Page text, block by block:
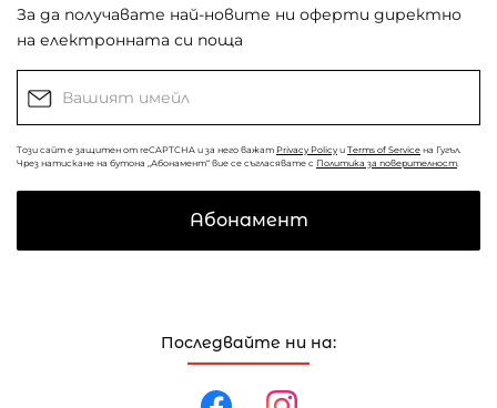
Последвайте ни на:
За да получавате най-новите ни оферти директно
на електронната си поща
Този сайт е защитен от reCAPTCHA и за него важат Privacy Policy и Terms of Service на Гугъл.
Чрез натискане на бутона „Абонамент“ вие се съгласявате с Политика за поверителност.
Абонамент